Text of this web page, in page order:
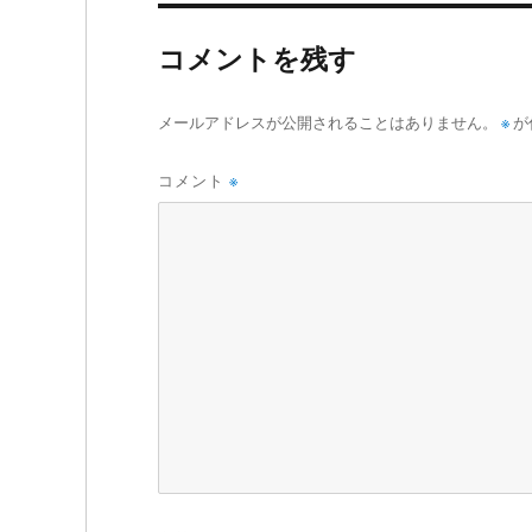
コメントを残す
メールアドレスが公開されることはありません。 ※
コメント ※